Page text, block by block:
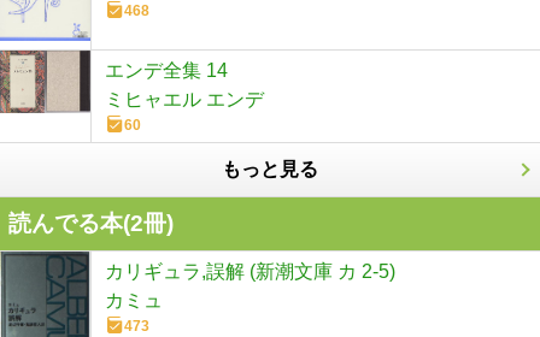
468
エンデ全集 14
ミヒャエル エンデ
60
もっと見る
読んでる本(2冊)
カリギュラ,誤解 (新潮文庫 カ 2-5)
カミュ
473